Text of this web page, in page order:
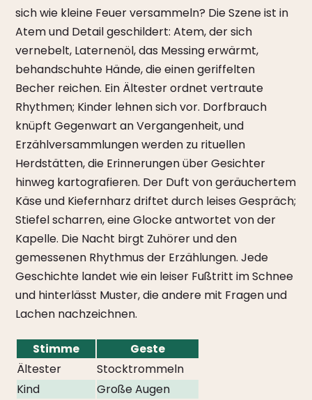
sich wie kleine Feuer versammeln? Die Szene ist in
Atem und Detail geschildert: Atem, der sich
vernebelt, Laternenöl, das Messing erwärmt,
behandschuhte Hände, die einen geriffelten
Becher reichen. Ein Ältester ordnet vertraute
Rhythmen; Kinder lehnen sich vor. Dorfbrauch
knüpft Gegenwart an Vergangenheit, und
Erzählversammlungen werden zu rituellen
Herdstätten, die Erinnerungen über Gesichter
hinweg kartografieren. Der Duft von geräuchertem
Käse und Kiefernharz driftet durch leises Gespräch;
Stiefel scharren, eine Glocke antwortet von der
Kapelle. Die Nacht birgt Zuhörer und den
gemessenen Rhythmus der Erzählungen. Jede
Geschichte landet wie ein leiser Fußtritt im Schnee
und hinterlässt Muster, die andere mit Fragen und
Lachen nachzeichnen.
Stimme
Geste
Ältester
Stocktrommeln
Kind
Große Augen